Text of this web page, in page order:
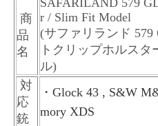
商
品
名
SAFARILAND 579
r / Slim Fit Model
(サファリランド
トクリップホルス
ル)
対
応
銃
・Glock 43 , S&W
mory XDS